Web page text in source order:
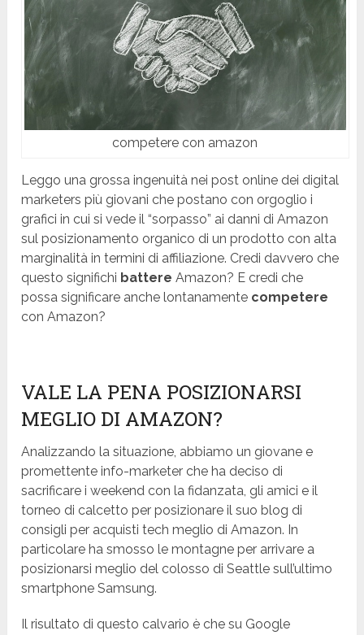
competere con amazon
Leggo una grossa ingenuità nei post online dei digital
marketers più giovani che postano con orgoglio i
grafici in cui si vede il “sorpasso” ai danni di Amazon
sul posizionamento organico di un prodotto con alta
marginalità in termini di affiliazione. Credi davvero che
questo significhi battere Amazon? E credi che
possa significare anche lontanamente competere
con Amazon?
VALE LA PENA POSIZIONARSI
MEGLIO DI AMAZON?
Analizzando la situazione, abbiamo un giovane e
promettente info-marketer che ha deciso di
sacrificare i weekend con la fidanzata, gli amici e il
torneo di calcetto per posizionare il suo blog di
consigli per acquisti tech meglio di Amazon. In
particolare ha smosso le montagne per arrivare a
posizionarsi meglio del colosso di Seattle sull’ultimo
smartphone Samsung.
Il risultato di questo calvario è che su Google